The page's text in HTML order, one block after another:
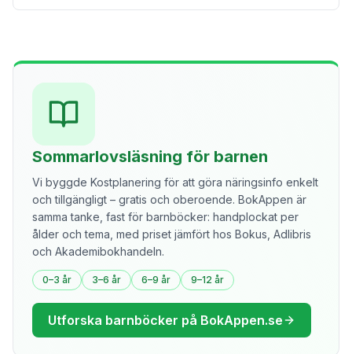
Sommarlovsläsning för barnen
Vi byggde Kostplanering för att göra näringsinfo enkelt
och tillgängligt – gratis och oberoende. BokAppen är
samma tanke, fast för barnböcker: handplockat per
ålder och tema, med priset jämfört hos Bokus, Adlibris
och Akademibokhandeln.
0–3 år 3–6 år 6–9 år 9–12 år
Utforska barnböcker på BokAppen.se